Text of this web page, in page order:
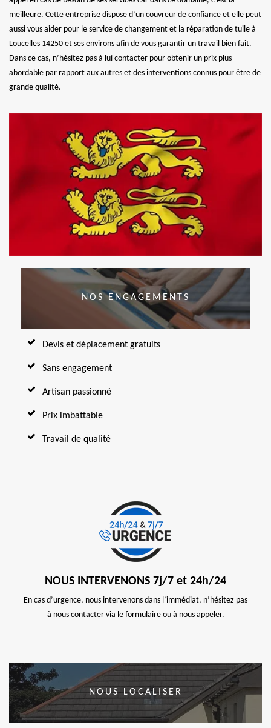
meilleure. Cette entreprise dispose d’un couvreur de confiance et elle peut
aussi vous aider pour le service de changement et la réparation de tuile à
Loucelles 14250 et ses environs afin de vous garantir un travail bien fait.
Dans ce cas, n’hésitez pas à lui contacter pour obtenir un prix plus
abordable par rapport aux autres et des interventions connus pour être de
grande qualité.
NOS ENGAGEMENTS
Devis et déplacement gratuits
Sans engagement
Artisan passionné
Prix imbattable
Travail de qualité
NOUS INTERVENONS 7j/7 et 24h/24
En cas d’urgence, nous intervenons dans l’immédiat, n’hésitez pas
à nous contacter via le formulaire ou à nous appeler.
NOUS LOCALISER